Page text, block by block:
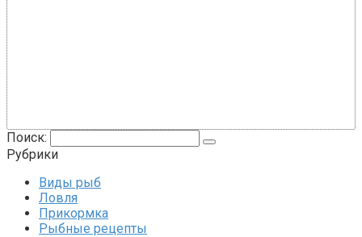
Поиск:
Рубрики
Виды рыб
Ловля
Прикормка
Рыбные рецепты